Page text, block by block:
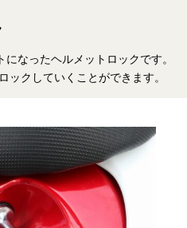
なったヘルメットロックです。
ックしていくことができます。